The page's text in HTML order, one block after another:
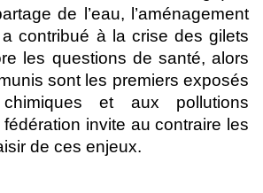
de l’eau, l’aménagement
contribué à la crise des gilets
les questions de santé, alors
sont les premiers exposés
et aux pollutions
invite au contraire les
de ces enjeux.